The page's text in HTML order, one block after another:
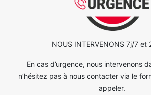
NOUS INTERVENONS 7j/7 et
En cas d’urgence, nous intervenons
n’hésitez pas à nous contacter via le
appeler.